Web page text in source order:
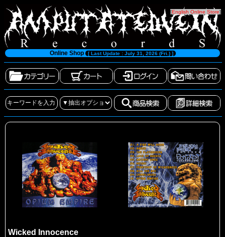
[English Online Store]
Online Shop [ Last Update : July 31, 2026 (Fri.) ]
Wicked Innocence